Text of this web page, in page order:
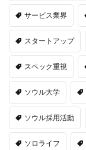
サービス業界
スタートアップ
スペック重視
ソウル大学
ソウル採用活動
ソロライフ